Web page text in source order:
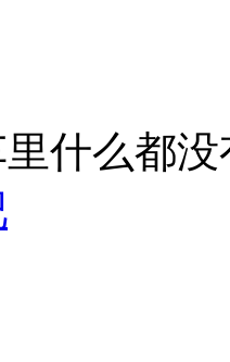
什么都没